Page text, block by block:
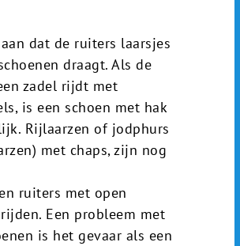
dat de ruiters laarsjes
draagt. Als de
zadel rijdt met
is een schoen met hak
Rijlaarzen of jodphurs
met chaps, zijn nog
ruiters met open
Een probleem met
is het gevaar als een